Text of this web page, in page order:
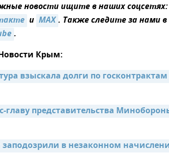
новости ищите в наших соцсетях:
и MAX. Также следите за нами в
.
Крым:
взыскала долги по
главу представительства
в незаконном